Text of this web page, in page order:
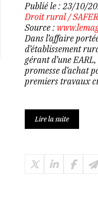
Publié le :23/10/
Droit rural/SAFER
Source :
Dans l’affaire
d’établissement
gérant d’une
promesse d’achat
premiers travaux
Lire la suite